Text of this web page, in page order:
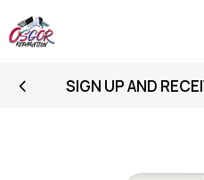
SIGN UP AND